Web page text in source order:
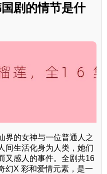
国剧的情节是什
界的女神与一位普通人之
间生活化身为人类，她们
又感人的事件。全剧共16
幻X 彩和爱情元素，是一